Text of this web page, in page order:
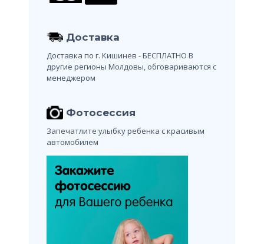
Доставка
Доставка по г. Кишинев - БЕСПЛАТНО В
другие регионы Молдовы, обговариваются с
менеджером
Фотосессия
Запечатлите улыбку ребенка с красивым
автомобилем